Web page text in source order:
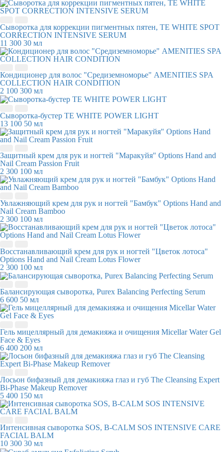
Сыворотка для коррекции пигментных пятен, TE WHITE SPOT
CORRECTION INTENSIVE SERUM
11 300 30 мл
Кондиционер для волос "Средиземноморье" AMENITIES SPA
COLLECTION HAIR CONDITION
2 100 300 мл
Сыворотка-бустер TE WHITE POWER LIGHT
13 100 50 мл
Защитный крем для рук и ногтей "Маракуйя" Options Hand and
Nail Cream Passion Fruit
2 300 100 мл
Увлажняющий крем для рук и ногтей "Бамбук" Options Hand and
Nail Cream Bamboo
2 300 100 мл
Восстанавливающий крем для рук и ногтей "Цветок лотоса"
Options Hand and Nail Cream Lotus Flower
2 300 100 мл
Балансирующая сыворотка, Purex Balancing Perfecting Serum
6 600 50 мл
Гель мицеллярный для демакияжа и очищения Micellar Water Gel
Face & Eyes
6 400 200 мл
Лосьон бифазный для демакияжа глаз и губ The Cleansing Expert
Bi-Phase Makeup Remover
5 400 150 мл
Интенсивная сыворотка SOS, B-CALM SOS INTENSIVE CARE
FACIAL BALM
10 300 30 мл